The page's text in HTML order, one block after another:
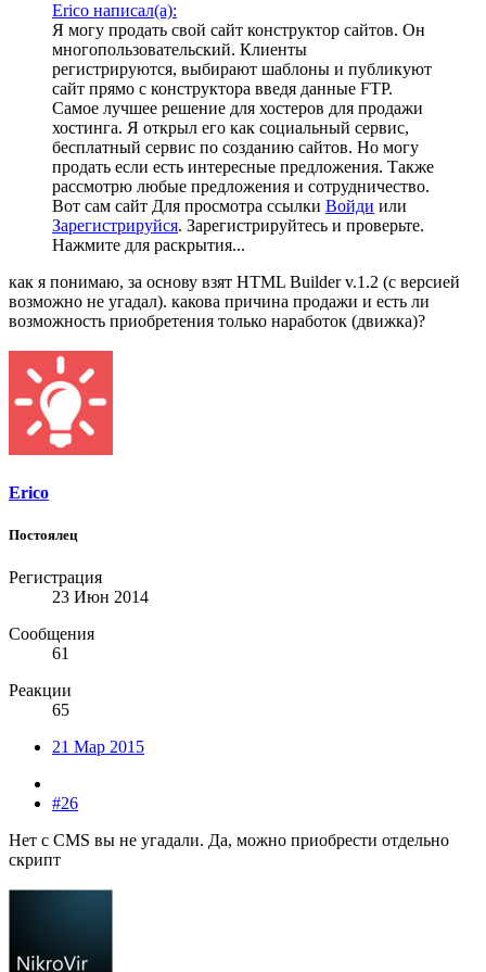
Erico написал(а):
Я могу продать свой сайт конструктор сайтов. Он
многопользовательский. Клиенты
регистрируются, выбирают шаблоны и публикуют
сайт прямо с конструктора введя данные FTP.
Самое лучшее решение для хостеров для продажи
хостинга. Я открыл его как социальный сервис,
бесплатный сервис по созданию сайтов. Но могу
продать если есть интересные предложения. Также
рассмотрю любые предложения и сотрудничество.
Вот сам сайт Для просмотра ссылки Войди или
Зарегистрируйся. Зарегистрируйтесь и проверьте.
Нажмите для раскрытия...
как я понимаю, за основу взят HTML Builder v.1.2 (с версией
возможно не угадал). какова причина продажи и есть ли
возможность приобретения только наработок (движка)?
Erico
Постоялец
Регистрация
23 Июн 2014
Сообщения
61
Реакции
65
21 Мар 2015
#26
Нет с CMS вы не угадали. Да, можно приобрести отдельно
скрипт